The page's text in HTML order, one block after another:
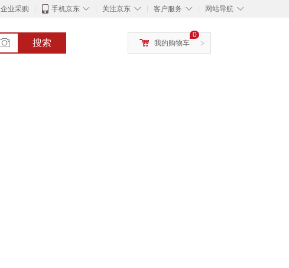
企业采购 ◇
手机京东 ◇
关注京东 ◇
客户服务 ◇
网站导航
搜索 >
0
我的购物车